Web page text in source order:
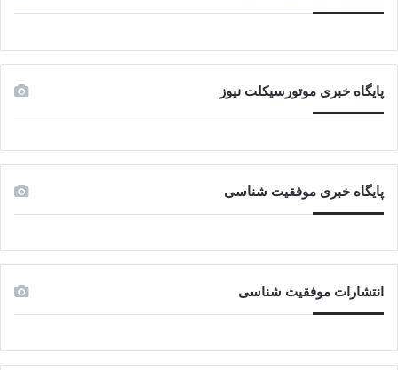
پایگاه خبری موتورسیکلت نیوز
پایگاه خبری موفقیت شناسی
انتشارات موفقیت شناسی